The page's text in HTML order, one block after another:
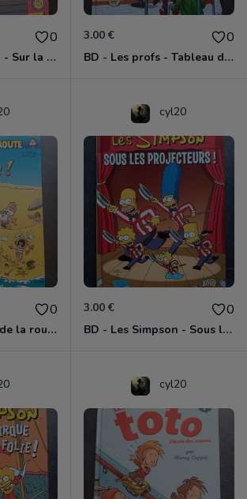
0
BD - Les Simpson - Sur la route - Tome 22
3.00 € 0
BD - Les profs - Tableau d'honneur - Tome 11
0
BD - Les damnés de la route - Sea, sex and Deuche ! - Tome 3
cyl20
3.00 € 0
BD - Les Simpson - Sous les projecteurs - Tome 13
cyl20